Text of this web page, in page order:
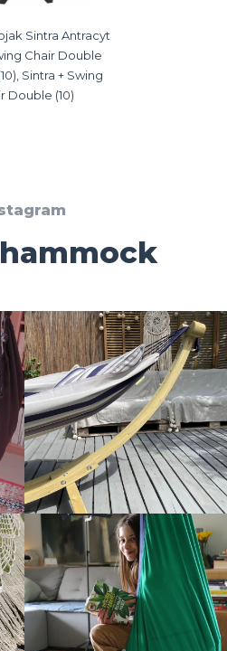
Sintra Antracyt
Chair Double
Sintra + Swing
Double (10)